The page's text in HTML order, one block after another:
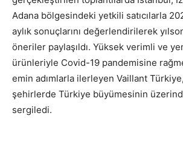
Adana bölgesindeki yetkili satıcılarla
aylık sonuçlarını değerlendirilerek
öneriler paylaşıldı. Yüksek verimli ve
ürünleriyle Covid-19 pandemisine
emin adımlarla ilerleyen Vaillant
şehirlerde Türkiye büyümesinin
sergiledi.